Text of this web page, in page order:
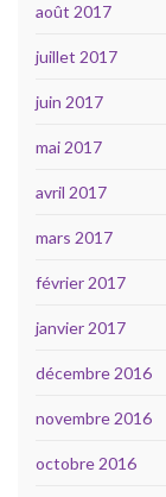
août 2017
juillet 2017
juin 2017
mai 2017
avril 2017
mars 2017
février 2017
janvier 2017
décembre 2016
novembre 2016
octobre 2016